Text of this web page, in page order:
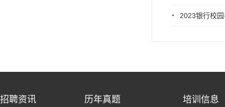
2023银行校
招聘资讯 历年真题 培训信息